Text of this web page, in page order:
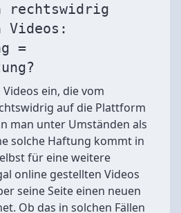
rechtswidrig
=
ein, die vom
auf die Plattform
man unter Umständen als
solche Haftung kommt in
für eine weitere
online gestellten Videos
seine Seite einen neuen
Ob das in solchen Fällen